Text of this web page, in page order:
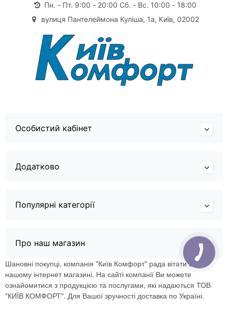
Пн. - Пт. 9:00 - 20:00 Сб. - Вс. 10:00 - 18:00
вулиця Пантелеймона Куліша, 1а, Київ, 02002
Особистий кабінет
Додатково
Популярні категорії
Про наш магазин
Шановні покупці, компанія "Київ Комфорт" рада вітати Вас в
нашому інтернет магазині. На сайті компанії Ви можете
ознайомитися з продукцією та послугами, які надаються ТОВ
"КИЇВ КОМФОРТ". Для Вашої зручності доставка по Україні.